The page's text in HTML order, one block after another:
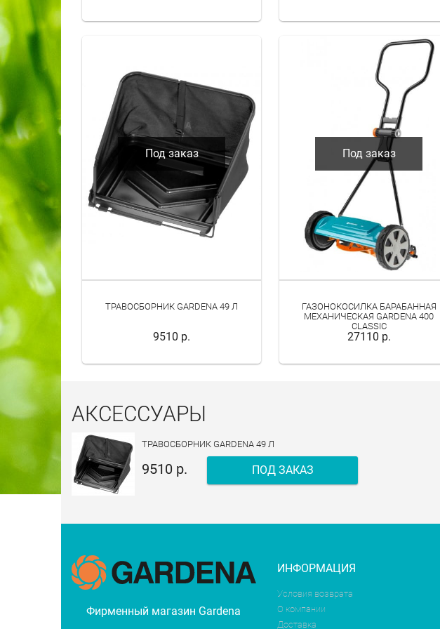
Под заказ
ТРАВОСБОРНИК GARDENA 49 Л
9510 р.
Под заказ
ГАЗОНОКОСИЛКА БАРАБАННАЯ
МЕХАНИЧЕСКАЯ GARDENA 400
CLASSIC
27110 р.
АКСЕССУАРЫ
ТРАВОСБОРНИК GARDENA 49 Л
9510 р. ПОД ЗАКАЗ
Фирменный магазин Gardena
ИНФОРМАЦИЯ
Условия возврата
О компании
Доставка